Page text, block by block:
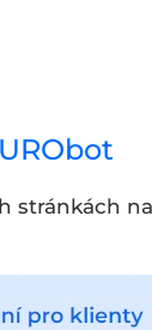
stránkách